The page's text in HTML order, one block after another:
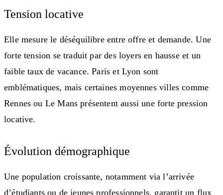
Tension locative
Elle mesure le déséquilibre entre offre et demande. Une
forte tension se traduit par des loyers en hausse et un
faible taux de vacance. Paris et Lyon sont
emblématiques, mais certaines moyennes villes comme
Rennes ou Le Mans présentent aussi une forte pression
locative.
Évolution démographique
Une population croissante, notamment via l’arrivée
d’étudiants ou de jeunes professionnels, garantit un flux